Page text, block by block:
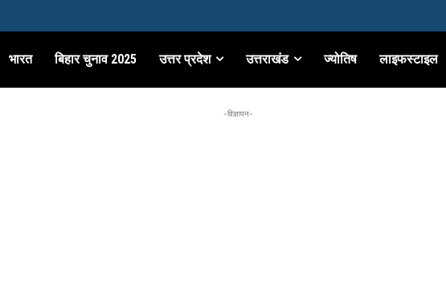
भारत बिहार चुनाव 2025 उत्तर प्रदेश उत्तराखंड ज्योतिष लाइफस्टाइल
-विज्ञापन-